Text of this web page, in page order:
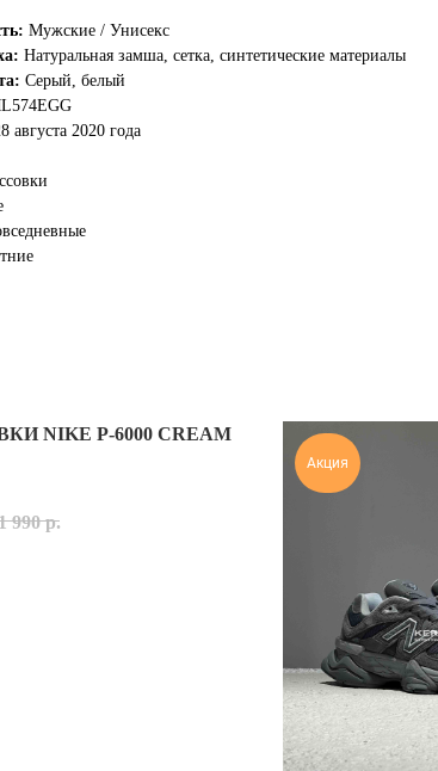
Мужские / Унисекс
Натуральная замша, сетка, синтетические материалы
Серый, белый
августа 2020 года
NIKE P-6000 CREAM
990 р.
Акция